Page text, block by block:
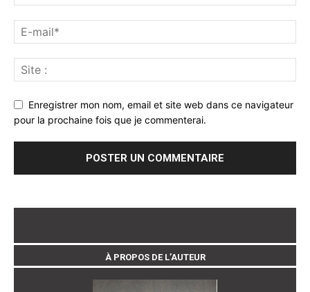
Enregistrer mon nom, email et site web dans ce navigateur
pour la prochaine fois que je commenterai.
À PROPOS DE L’AUTEUR